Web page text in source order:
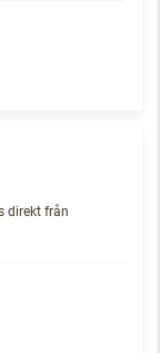
direkt från